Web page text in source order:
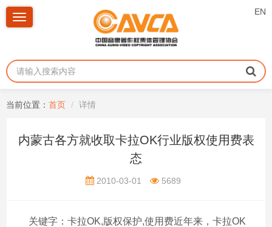
EN
Toggle
当前位置： 首页 详情
内蒙古各方就收取卡拉OK行业版权使用费表
态
2010-03-01 5689
关键字：卡拉OK,版权保护,使用费近年来，卡拉OK